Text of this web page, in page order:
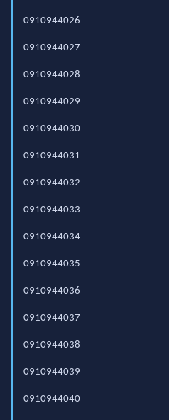
0910944026
0910944027
0910944028
0910944029
0910944030
0910944031
0910944032
0910944033
0910944034
0910944035
0910944036
0910944037
0910944038
0910944039
0910944040